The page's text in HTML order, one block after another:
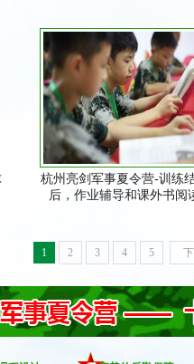
杭州亮剑军事夏令营-训练
后，作业辅导和课外书阅
1 2 3 4 5